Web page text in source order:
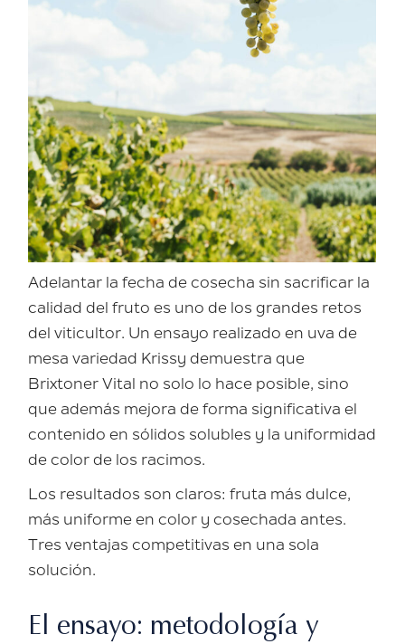
Adelantar la fecha de cosecha sin sacrificar la
calidad del fruto es uno de los grandes retos
del viticultor. Un ensayo realizado en uva de
mesa variedad Krissy demuestra que
Brixtoner Vital no solo lo hace posible, sino
que además mejora de forma significativa el
contenido en sólidos solubles y la uniformidad
de color de los racimos.
Los resultados son claros: fruta más dulce,
más uniforme en color y cosechada antes.
Tres ventajas competitivas en una sola
solución.
El ensayo: metodología y